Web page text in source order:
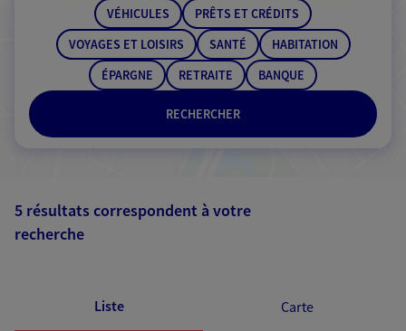
RECHERCHER
VÉHICULES
PRÊTS ET CRÉDITS
VOYAGES ET LOISIRS
SANTÉ
HABITATION
ÉPARGNE
RETRAITE BANQUE
5 résultats correspondent à votre
recherche
Liste Carte